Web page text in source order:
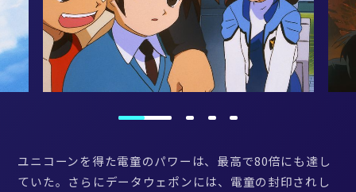
ユニコーンを得た電童のパワーは、最高で80倍にも達し
ていた。さらにデータウェポンには、電童の封印されし